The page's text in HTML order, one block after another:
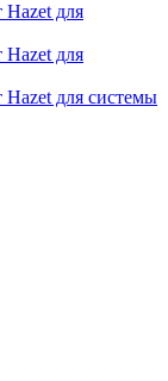
для
для
для системы